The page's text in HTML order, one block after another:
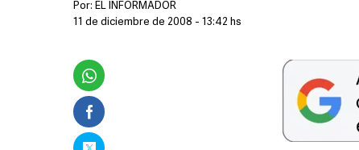
Por: EL INFORMADOR
11 de diciembre de 2008 - 13:42 hs